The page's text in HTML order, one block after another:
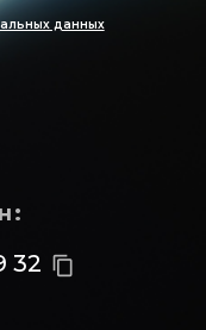
данных
32 content_copy